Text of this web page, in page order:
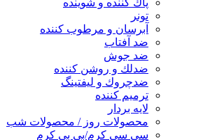
تونر
آبرسان و مرطوب كننده
ضد آفتاب
ضد جوش
ضدلك و روشن كننده
ضدچروك و ليفتينگ
ترميم كننده
لايه بردار
محصولات روز / محصولات شب
سي سي كرم/بي بي كرم